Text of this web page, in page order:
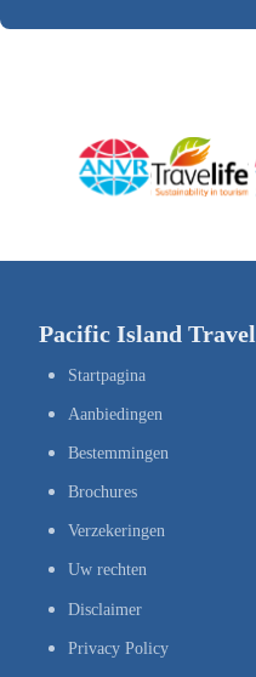
Pacific Island Travel
Startpagina
Aanbiedingen
Bestemmingen
Brochures
Verzekeringen
Uw rechten
Disclaimer
Privacy Policy